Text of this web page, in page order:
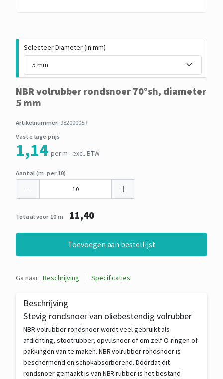
Ga naar: Beschrijving Specificaties
Beschrijving
Stevig rondsnoer van oliebestendig volrubber
NBR volrubber rondsnoer wordt veel gebruikt als
afdichting, stootrubber, opvulsnoer of om zelf O-ringen of
pakkingen van te maken. NBR volrubber rondsnoer is
beschermend en schokabsorberend. Doordat dit
rondsnoer gemaakt is van NBR rubber is het bestand
Selecteer Diameter (in mm)
NBR volrubber rondsnoer 70°sh, diameter
5 mm
Artikelnummer: 98200005R
Vaste lage prijs
1,14 per m · excl. BTW
Aantal (m, per 10)
Totaal voor 10 m 11,40
Toevoegen aan bestellijst